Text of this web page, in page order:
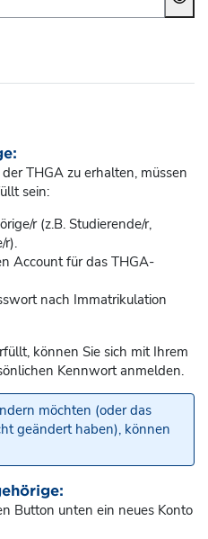
THGA zu erhalten, müssen
sein:
r (z.B. Studierende/r,
r).
Account für das THGA-
nach Immatrikulation
können Sie sich mit Ihrem
Kennwort anmelden.
möchten (oder das
geändert haben), können
Button unten ein neues Konto